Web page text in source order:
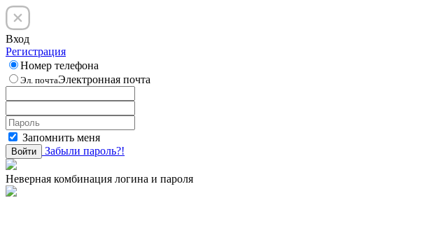
Вход
Регистрация
Номер телефона
Эл. почтаЭлектронная почта
Запомнить меня
Войти Забыли пароль?!
Неверная комбинация логина и пароля